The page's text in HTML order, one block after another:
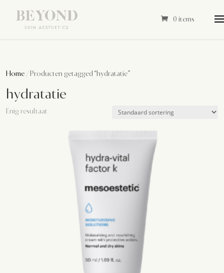
0 items
Home / Producten getagged “hydratatie”
hydratatie
Enig resultaat